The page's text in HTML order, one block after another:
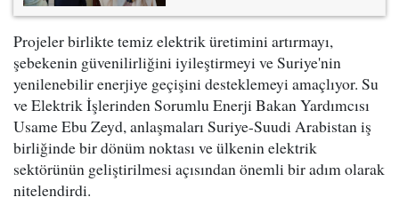
Projeler birlikte temiz elektrik üretimini artırmayı,
şebekenin güvenilirliğini iyileştirmeyi ve Suriye'nin
yenilenebilir enerjiye geçişini desteklemeyi amaçlıyor. Su
ve Elektrik İşlerinden Sorumlu Enerji Bakan Yardımcısı
Usame Ebu Zeyd, anlaşmaları Suriye-Suudi Arabistan iş
birliğinde bir dönüm noktası ve ülkenin elektrik
sektörünün geliştirilmesi açısından önemli bir adım olarak
nitelendirdi.